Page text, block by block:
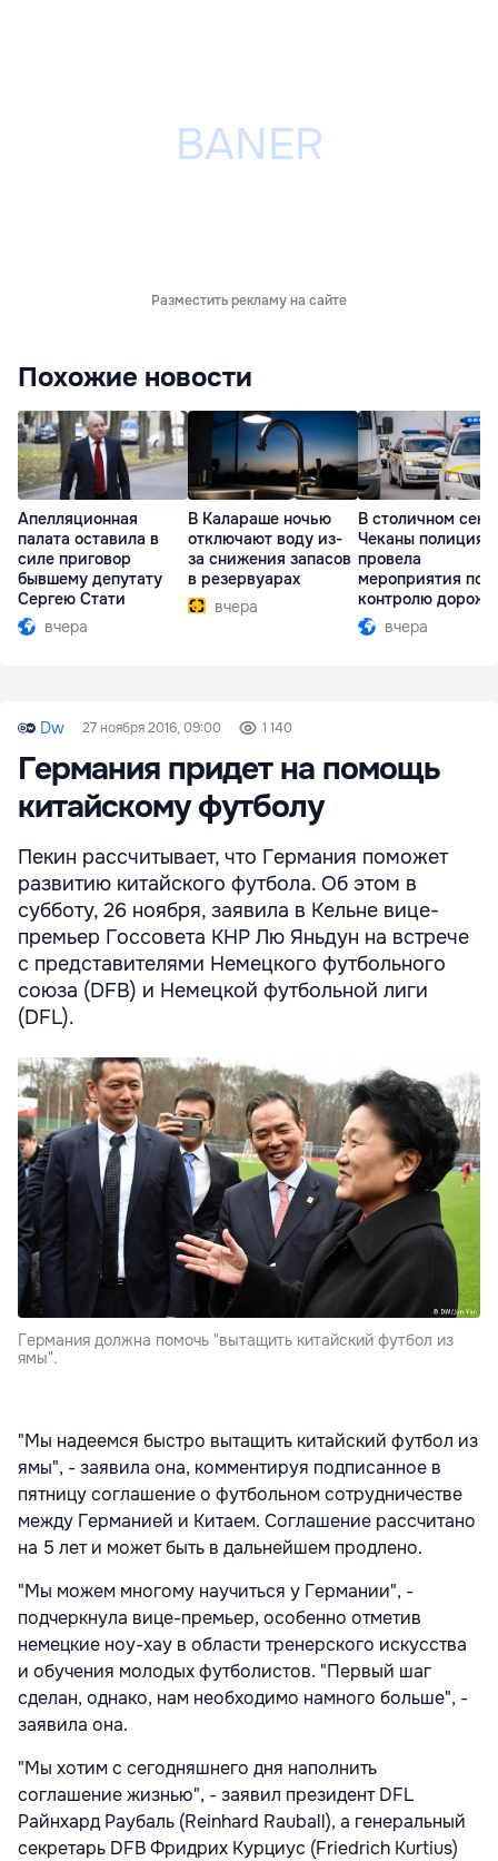
Разместить рекламу на сайте
Похожие новости
Апелляционная
палата оставила в
силе приговор
бывшему депутату
Сергею Стати
вчера
В Калараше ночью
отключают воду из-
за снижения запасов
в резервуарах
вчера
В столичном
Чеканы полиция
провела
мероприятия по
контролю
движения
вчера
Dw 27 ноября 2016, 09:00 1 140
Германия придет на помощь
китайскому футболу
Пекин рассчитывает, что Германия поможет
развитию китайского футбола. Об этом в
субботу, 26 ноября, заявила в Кельне вице-
премьер Госсовета КНР Лю Яньдун на встрече
с представителями Немецкого футбольного
союза (DFB) и Немецкой футбольной лиги
(DFL).
Германия должна помочь "вытащить китайский футбол из
ямы".
"Мы надеемся быстро вытащить китайский футбол из
ямы", - заявила она, комментируя подписанное в
пятницу соглашение о футбольном сотрудничестве
между Германией и Китаем. Соглашение рассчитано
на 5 лет и может быть в дальнейшем продлено.
"Мы можем многому научиться у Германии", -
подчеркнула вице-премьер, особенно отметив
немецкие ноу-хау в области тренерского искусства
и обучения молодых футболистов. "Первый шаг
сделан, однако, нам необходимо намного больше", -
заявила она.
"Мы хотим с сегодняшнего дня наполнить
соглашение жизнью", - заявил президент DFL
Райнхард Раубаль (Reinhard Rauball), а генеральный
секретарь DFB Фридрих Курциус (Friedrich Kurtius)